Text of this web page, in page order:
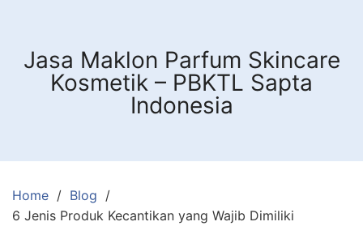
contentJasa Maklon Parfum Skincare
Kosmetik – PBKTL Sapta
Indonesia
Home
Blog
6 Jenis Produk Kecantikan yang Wajib Dimiliki